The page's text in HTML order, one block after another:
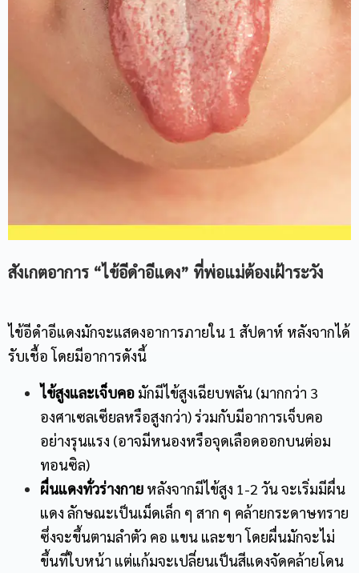
สังเกตอาการ “ไข้อีดำอีแดง” ที่พ่อแม่ต้องเฝ้าระวัง
ไข้อีดำอีแดงมักจะแสดงอาการภายใน 1 สัปดาห์ หลังจากได้
รับเชื้อ โดยมีอาการดังนี้
ไข้สูงและเจ็บคอ มักมีไข้สูงเฉียบพลัน (มากกว่า 3
องศาเซลเซียลหรือสูงกว่า) ร่วมกับมีอาการเจ็บคอ
อย่างรุนแรง (อาจมีหนองหรือจุดเลือดออกบนต่อม
ทอนซิล)
ผื่นแดงทั่วร่างกาย หลังจากมีไข้สูง 1-2 วัน จะเริ่มมีผื่น
แดง ลักษณะเป็นเม็ดเล็ก ๆ สาก ๆ คล้ายกระดาษทราย
ซึ่งจะขึ้นตามลำตัว คอ แขน และขา โดยผื่นมักจะไม่
ขึ้นที่ใบหน้า แต่แก้มจะเปลี่ยนเป็นสีแดงจัดคล้ายโดน